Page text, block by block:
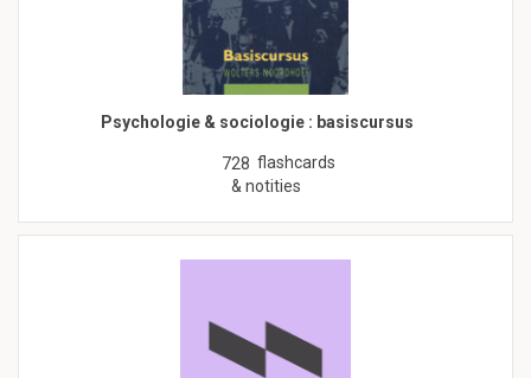
Psychologie & sociologie : basiscursus
728 flashcards
& notities